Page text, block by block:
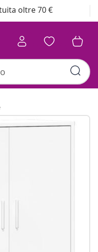
oltre 70 €